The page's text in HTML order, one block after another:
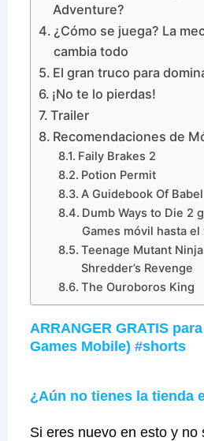
Adventure?
¿Cómo se juega? La
cambia todo
El gran truco para
¡No te lo pierdas!
Trailer
Recomendaciones de
Faily Brakes 2
Potion Permit
A Guidebook Of Babel
Dumb Ways to Die 2
Games móvil hasta el
Teenage Mutant
Shredder’s Revenge
The Ouroboros King
ARRANGER GRATIS
Games Mobile) #shorts
¿Aún no tienes la tienda
Si eres nuevo en esto y no